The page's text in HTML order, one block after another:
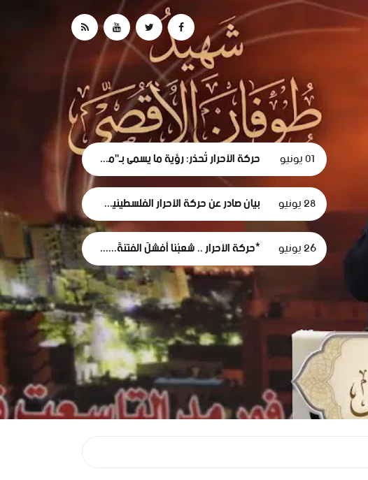
01 يونيو حركة الأحرار تُحذر: رؤية ما يسمى بـ"مجلس السلام" لغزة تهدف لتقويض الحقوق الوطنية الفلسطينية.
28 يونيو بيان صادر عن حركة الأحرار الفلسطينية بشأن الفصل التعسفي لموظفي وكالة الغوث، وإعلان التضامن مع اعتصامهم المشروع
26 يونيو *حركة الأحرار .. شعبُنا أفشلَ الفتنةَ... وأثبتَ أن وعيَه أقوى من مؤامرات الاحتلال*